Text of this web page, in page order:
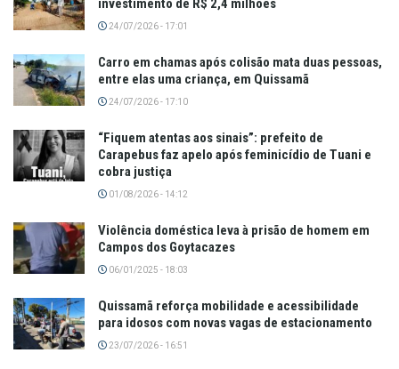
investimento de R$ 2,4 milhões
24/07/2026 - 17:01
Carro em chamas após colisão mata duas pessoas,
entre elas uma criança, em Quissamã
24/07/2026 - 17:10
“Fiquem atentas aos sinais”: prefeito de
Carapebus faz apelo após feminicídio de Tuani e
cobra justiça
01/08/2026 - 14:12
Violência doméstica leva à prisão de homem em
Campos dos Goytacazes
06/01/2025 - 18:03
Quissamã reforça mobilidade e acessibilidade
para idosos com novas vagas de estacionamento
23/07/2026 - 16:51